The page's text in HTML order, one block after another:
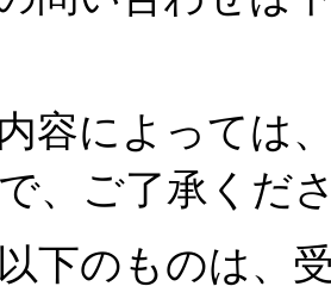
容によっては
、ご了承くだ
下のものは、